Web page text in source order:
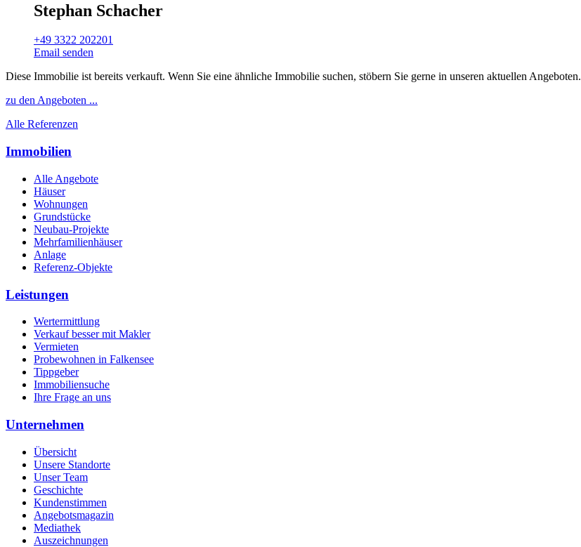
Stephan Schacher
+49 3322 202201
Email senden
Diese Immobilie ist bereits verkauft. Wenn Sie eine ähnliche Immobilie suchen, stöbern Sie gerne in unseren aktuellen Angeboten.
zu den Angeboten ...
Alle Referenzen
Immobilien
Alle Angebote
Häuser
Wohnungen
Grundstücke
Neubau-Projekte
Mehrfamilienhäuser
Anlage
Referenz-Objekte
Leistungen
Wertermittlung
Verkauf besser mit Makler
Vermieten
Probewohnen in Falkensee
Tippgeber
Immobiliensuche
Ihre Frage an uns
Unternehmen
Übersicht
Unsere Standorte
Unser Team
Geschichte
Kundenstimmen
Angebotsmagazin
Mediathek
Auszeichnungen